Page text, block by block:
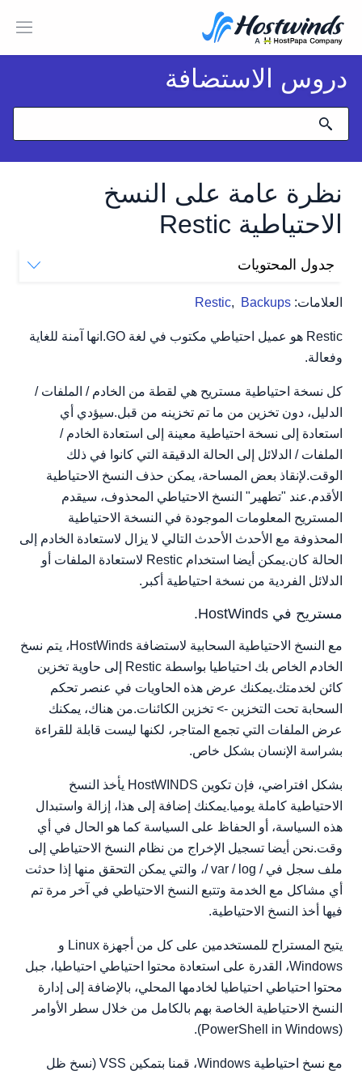
دروس الاستضافة
نظرة عامة على النسخ
الاحتياطية Restic
العلامات: Restic, Backups
جدول المحتويات
Restic هو عميل احتياطي مكتوب في لغة GO.انها آمنة للغاية
وفعالة.
كل نسخة احتياطية مستريح هي لقطة من الخادم / الملفات /
الدليل، دون تخزين من ما تم تخزينه من قبل.سيؤدي أي
استعادة إلى نسخة احتياطية معينة إلى استعادة الخادم /
الملفات / الدلائل إلى الحالة الدقيقة التي كانوا في ذلك
الوقت.لإنقاذ بعض المساحة، يمكن حذف النسخ الاحتياطية
الأقدم.عند "تطهير" النسخ الاحتياطي المحذوف، سيقدم
المستريح المعلومات الموجودة في النسخة الاحتياطية
المحذوفة مع الأحدث الأحدث التالي لا يزال لاستعادة الخادم إلى
الحالة كان.يمكن أيضا استخدام Restic لاستعادة الملفات أو
الدلائل الفردية من نسخة احتياطية أكبر.
مستريح في HostWinds.
مع النسخ الاحتياطية السحابية لاستضافة HostWinds، يتم نسخ
الخادم الخاص بك احتياطيا بواسطة Restic إلى حاوية تخزين
كائن لخدمتك.يمكنك عرض هذه الحاويات في عنصر تحكم
السحابة تحت التخزين -> تخزين الكائنات.من هناك، يمكنك
عرض الملفات التي تجمع المتاجر، لكنها ليست قابلة للقراءة
بشراسة الإنسان بشكل خاص.
بشكل افتراضي، فإن تكوين HostWINDS يأخذ النسخ
الاحتياطية كاملة يوميا.يمكنك إضافة إلى هذا، إزالة واستبدال
هذه السياسة، أو الحفاظ على السياسة كما هو الحال في أي
وقت.نحن أيضا تسجيل الإخراج من نظام النسخ الاحتياطي إلى
ملف سجل في / var / log /، والتي يمكن التحقق منها إذا حدثت
أي مشاكل مع الخدمة وتتبع النسخ الاحتياطي في آخر مرة تم
فيها أخذ النسخ الاحتياطية.
يتيح المستراح للمستخدمين على كل من أجهزة Linux و
Windows، القدرة على استعادة محتوا احتياطي احتياطيا، جبل
محتوا احتياطي احتياطيا لخادمها المحلي، بالإضافة إلى إدارة
النسخ الاحتياطية الخاصة بهم بالكامل من خلال سطر الأوامر
(PowerShell in Windows).
مع نسخ احتياطية Windows، قمنا بتمكين VSS (نسخ ظل